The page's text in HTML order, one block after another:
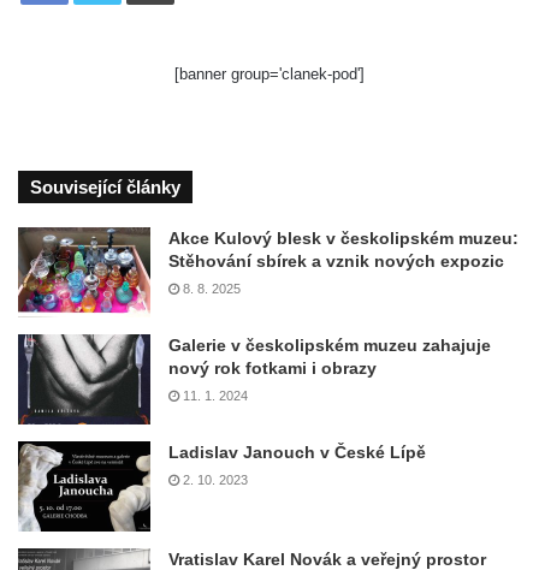
[banner group='clanek-pod']
Související články
Akce Kulový blesk v českolipském muzeu:
Stěhování sbírek a vznik nových expozic
8. 8. 2025
Galerie v českolipském muzeu zahajuje
nový rok fotkami i obrazy
11. 1. 2024
Ladislav Janouch v České Lípě
2. 10. 2023
Vratislav Karel Novák a veřejný prostor